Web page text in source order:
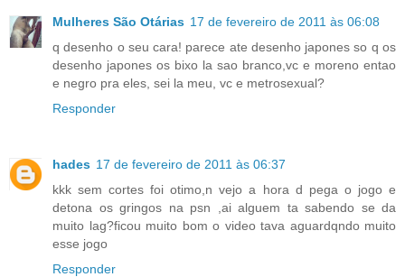
Mulheres São Otárias 17 de fevereiro de 2011 às 06:08
q desenho o seu cara! parece ate desenho japones so q os
desenho japones os bixo la sao branco,vc e moreno entao
e negro pra eles, sei la meu, vc e metrosexual?
Responder
hades 17 de fevereiro de 2011 às 06:37
kkk sem cortes foi otimo,n vejo a hora d pega o jogo e
detona os gringos na psn ,ai alguem ta sabendo se da
muito lag?ficou muito bom o video tava aguardqndo muito
esse jogo
Responder